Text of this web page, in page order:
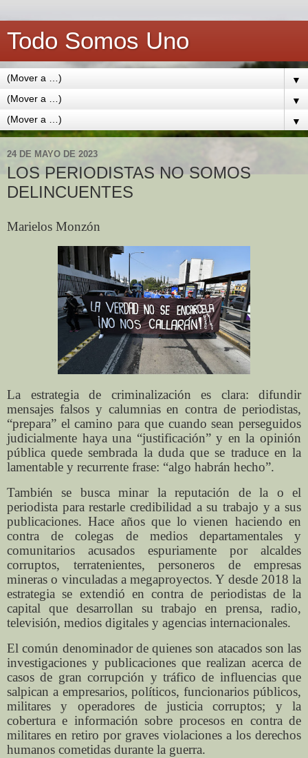
Todo Somos Uno
▼
▼
▼
24 DE MAYO DE 2023
LOS PERIODISTAS NO SOMOS
DELINCUENTES
Marielos Monzón
La estrategia de criminalización es clara: difundir
mensajes falsos y calumnias en contra de periodistas,
“prepara” el camino para que cuando sean perseguidos
judicialmente haya una “justificación” y en la opinión
pública quede sembrada la duda que se traduce en la
lamentable y recurrente frase: “algo habrán hecho”.
También se busca minar la reputación de la o el
periodista para restarle credibilidad a su trabajo y a sus
publicaciones. Hace años que lo vienen haciendo en
contra de colegas de medios departamentales y
comunitarios acusados espuriamente por alcaldes
corruptos, terratenientes, personeros de empresas
mineras o vinculadas a megaproyectos. Y desde 2018 la
estrategia se extendió en contra de periodistas de la
capital que desarrollan su trabajo en prensa, radio,
televisión, medios digitales y agencias internacionales.
El común denominador de quienes son atacados son las
investigaciones y publicaciones que realizan acerca de
casos de gran corrupción y tráfico de influencias que
salpican a empresarios, políticos, funcionarios públicos,
militares y operadores de justicia corruptos; y la
cobertura e información sobre procesos en contra de
militares en retiro por graves violaciones a los derechos
humanos cometidas durante la guerra.